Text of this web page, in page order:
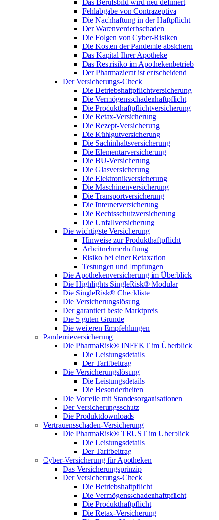
Das Berufsbild wird neu definiert
Fehlabgabe von Contrazeptiva
Die Nachhaftung in der Haftpflicht
Der Warenverderbschaden
Die Folgen von Cyber-Risiken
Die Kosten der Pandemie absichern
Das Kapital Ihrer Apotheke
Das Restrisiko im Apothekenbetrieb
Der Pharmazierat ist entscheidend
Der Versicherungs-Check
Die Betriebshaftpflichtversicherung
Die Vermögensschadenhaftpflicht
Die Produkthaftpflichtversicherung
Die Retax-Versicherung
Die Rezept-Versicherung
Die Kühlgutversicherung
Die Sachinhaltsversicherung
Die Elementarversicherung
Die BU-Versicherung
Die Glasversicherung
Die Elektronikversicherung
Die Maschinenversicherung
Die Transportversicherung
Die Internetversicherung
Die Rechtsschutzversicherung
Die Unfallversicherung
Die wichtigste Versicherung
Hinweise zur Produkthaftpflicht
Arbeitnehmerhaftung
Risiko bei einer Retaxation
Testungen und Impfungen
Die Apothekenversicherung im Überblick
Die Highlights SingleRisk® Modular
Die SingleRisk® Checkliste
Die Versicherungslösung
Der garantiert beste Marktpreis
Die 5 guten Gründe
Die weiteren Empfehlungen
Pandemieversicherung
Die PharmaRisk® INFEKT im Überblick
Die Leistungsdetails
Der Tarifbeitrag
Die Versicherungslösung
Die Leistungsdetails
Die Besonderheiten
Die Vorteile mit Standesorganisationen
Der Versicherungsschutz
Die Produktdownloads
Vertrauensschaden-Versicherung
Die PharmaRisk® TRUST im Überblick
Die Leistungsdetails
Der Tarifbeitrag
Cyber-Versicherung für Apotheken
Das Versicherungsprinzip
Der Versicherungs-Check
Die Betriebshaftpflicht
Die Vermögensschadenhaftpflicht
Die Produkthaftpflicht
Die Retax-Versicherung